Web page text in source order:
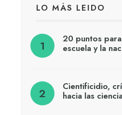
LO MÁS LEIDO
20 puntos
escuela y la
Cientificidio,
hacia las